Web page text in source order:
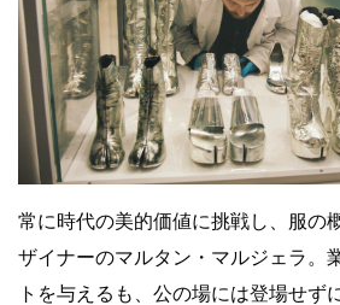
常に時代の美的価値に挑戦し、服の
ザイナーのマルタン・マルジェラ。
トを与えるも、公の場には登場せず